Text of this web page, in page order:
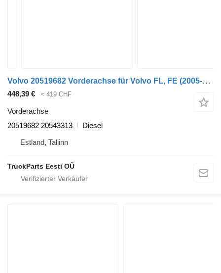
Volvo 20519682 Vorderachse für Volvo FL, FE (2005-2014) Sattelzugmaschine
448,39 € ≈ 419 CHF
Vorderachse
20519682 20543313
Diesel
Estland, Tallinn
TruckParts Eesti OÜ